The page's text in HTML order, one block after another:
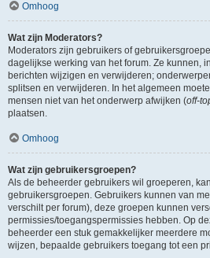
Omhoog
Wat zijn Moderators?
Moderators zijn gebruikers of
dagelijkse werking van het forum. Ze kunnen,
berichten wijzigen en verwijderen;
splitsen en verwijderen. In het algemeen
mensen niet van het onderwerp afwijken (off-
plaatsen.
Omhoog
Wat zijn gebruikersgroepen?
Als de beheerder gebruikers wil groeperen,
gebruikersgroepen. Gebruikers kunnen van
verschilt per forum), deze groepen kunnen
permissies/toegangspermissies hebben. Op
beheerder een stuk gemakkelijker meerdere
wijzen, bepaalde gebruikers toegang tot een